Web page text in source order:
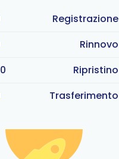
Registrazione
Rinnovo
Ripristino
Trasferimento